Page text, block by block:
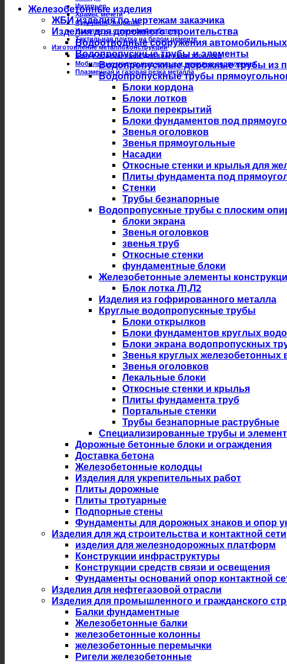
Интерьер
Храмы, мечети
Сувениры, подарки
Изделия из стеклофибробетона
Тактильная плитка на белом цементе
Изготовление металлоконструкций
Балки подкрановые для крановых троллеев
Мобильные модульные жилые и нежилые сооружения
Плазменная и газовая резка металла
Железобетонные изделия
ЖБИ изделия по чертежам заказчика
Изделия для дорожного строительства
Водоотводные сооружения
Водопропускные трубы и элементы
Водопропускные дорожные трубы из
Водопропускные трубы
Блоки кордона
Блоки лотков
Блоки перекрытий
Блоки фундаментов под
Звенья оголовков
Звенья прямоугольные
Насадки
Откосные стенки и крылья для
Плиты фундамента под
Стенки
Трубы безнапорные
Водопропускные трубы с плоским
блоки экрана
Звенья оголовков
звенья труб
Откосные стенки
фундаментные блоки
Железобетонные элементы
Блок лотка Л1,Л2
Изделия из гофрированного металла
Круглые водопропускные трубы
Блоки открылков
Блоки фундаментов круглых
Блоки экрана водопропускных
Звенья круглых железобетонных
Звенья оголовков
Лекальные блоки
Откосные стенки и крылья
Плиты фундамента труб
Портальные стенки
Трубы безнапорные раструбные
Специализированные трубы и
Дорожные бетонные блоки и ограждения
Доставка бетона
Железобетонные колодцы
Изделия для укрепительных работ
Плиты дорожные
Плиты тротуарные
Подпорные стены
Фундаменты для дорожных знаков и опор
Изделия для жд строительства и контактной сети
изделия для железнодорожных платформ
Конструкции инфраструктуры
Конструкции средств связи и освещения
Фундаменты оснований опор контактной
Изделия для нефтегазовой отрасли
Изделия для промышленного и гражданского
Балки фундаментные
Железобетонные балки
железобетонные колонны
железобетонные перемычки
Ригели железобетонные